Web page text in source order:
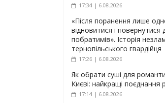
17:34 | 6.08.2026
«Після поранення лише
відновитися і повернутися
побратимів». Історія
тернопільського гвардійця
17:26 | 6.08.2026
Як обрати суші для
Києві: найкращі поєднання
17:14 | 6.08.2026